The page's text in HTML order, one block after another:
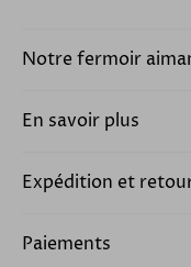
Notre fermoir
En savoir plus
Expédition et
Paiements